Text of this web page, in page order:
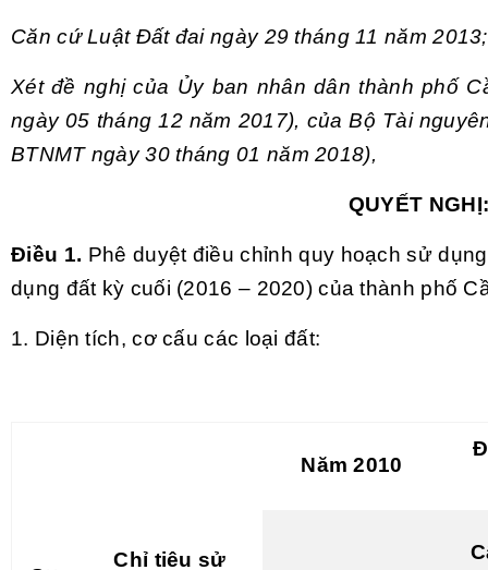
Căn cứ Luật Đất đai ngày 29 tháng 11 năm 2013;
Xét đề nghị của Ủy ban nhân dân thành phố C
ngày 05 tháng 12 năm 2017), của Bộ Tài
BTNMT ngày 30 tháng 01 năm 2018),
QUYẾT
Điều 1. Phê duyệt điều chỉnh quy hoạch sử
dụng đất kỳ cuối (2016 – 2020) của thành phố
1. Diện tích, cơ cấu các loại đất:
Chỉ tiêu sử
Năm 2010